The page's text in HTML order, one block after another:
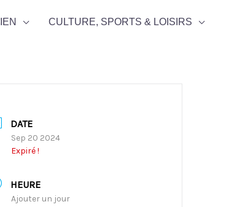
CULTURE, SPORTS & LOISIRS
DATE
Sep 20 2024
Expiré !
HEURE
Ajouter un jour